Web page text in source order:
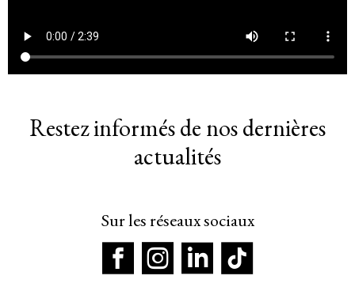
Restez informés de nos dernières
actualités
Sur les réseaux sociaux